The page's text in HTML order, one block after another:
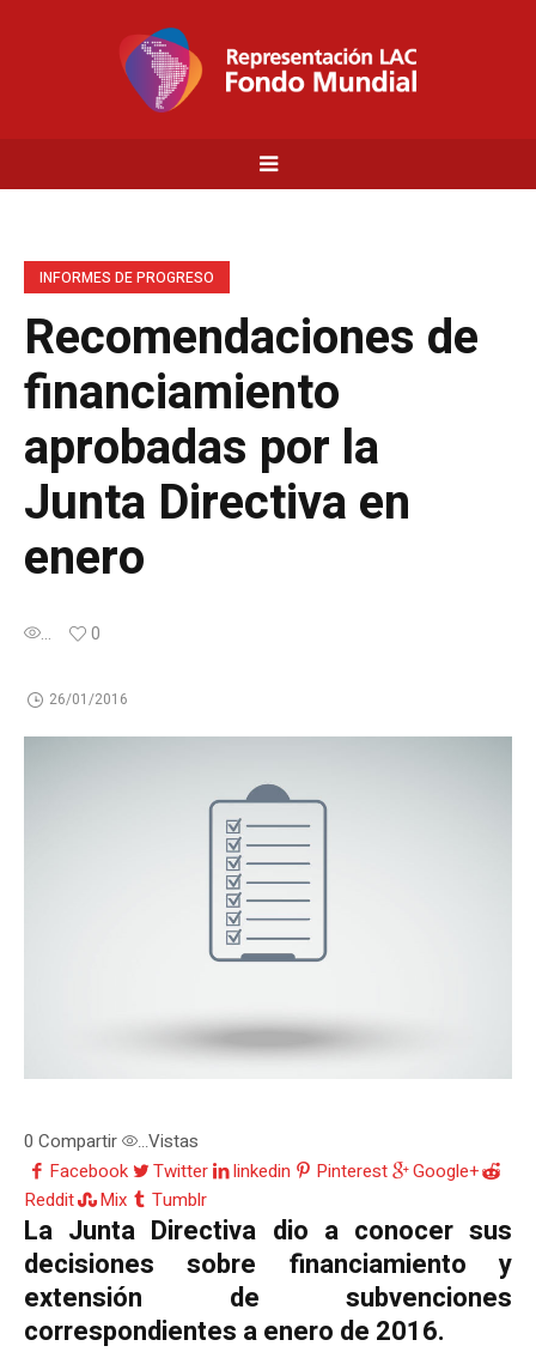
INFORMES DE PROGRESO
Recomendaciones de
financiamiento
aprobadas por la
Junta Directiva en
enero
... 0
26/01/2016
0 Compartir ...Vistas
Facebook
Twitter linkedin Pinterest
Google+
Reddit
Mix Tumblr
La Junta Directiva dio a conocer sus
decisiones sobre financiamiento y
extensión de subvenciones
correspondientes a enero de 2016.